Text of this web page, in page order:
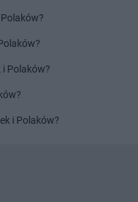
Polaków?
i Polaków?